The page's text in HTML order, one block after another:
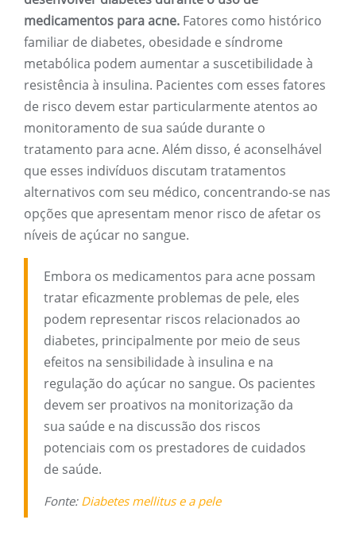
medicamentos para acne. Fatores como histórico
familiar de diabetes, obesidade e síndrome
metabólica podem aumentar a suscetibilidade à
resistência à insulina. Pacientes com esses fatores
de risco devem estar particularmente atentos ao
monitoramento de sua saúde durante o
tratamento para acne. Além disso, é aconselhável
que esses indivíduos discutam tratamentos
alternativos com seu médico, concentrando-se nas
opções que apresentam menor risco de afetar os
níveis de açúcar no sangue.
Embora os medicamentos para acne possam
tratar eficazmente problemas de pele, eles
podem representar riscos relacionados ao
diabetes, principalmente por meio de seus
efeitos na sensibilidade à insulina e na
regulação do açúcar no sangue. Os pacientes
devem ser proativos na monitorização da
sua saúde e na discussão dos riscos
potenciais com os prestadores de cuidados
de saúde.
Fonte: Diabetes mellitus e a pele